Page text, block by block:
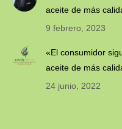
aceite de más
9 febrero, 2023
«El consumidor
aceite de más
24 junio, 2022